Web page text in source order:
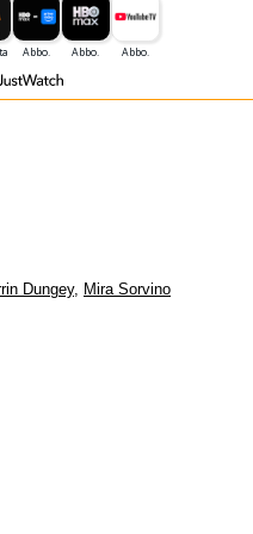
Dungey, Mira Sorvino